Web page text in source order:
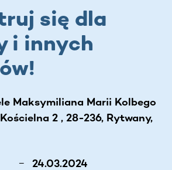
się dla
i innych
Maksymiliana Marii Kolbego
2 , 28-236, Rytwany,
– 24.03.2024